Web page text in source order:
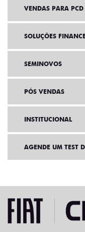
VENDAS PARA PCD
SOLUÇÕES
SEMINOVOS
PÓS VENDAS
INSTITUCIONAL
AGENDE UM TEST